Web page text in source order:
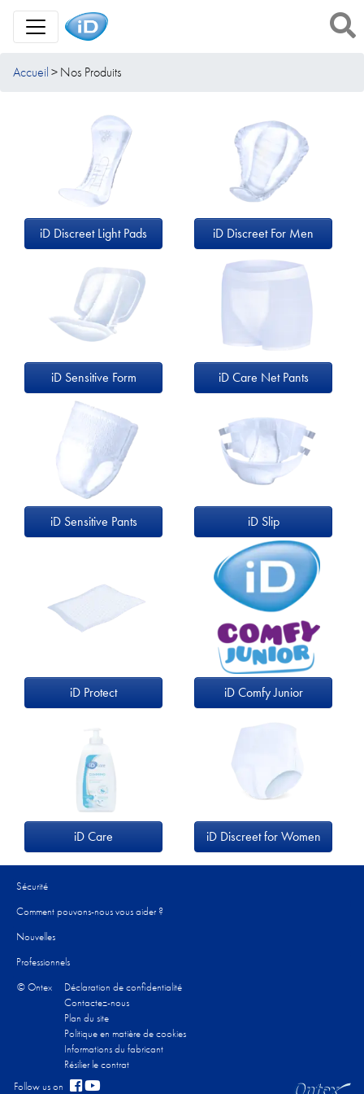
Toggle Navigation
Accueil Nos Produits
iD Discreet Light Pads iD Discreet For Men
iD Sensitive Form iD Care Net Pants
iD Sensitive Pants iD Slip
iD Protect iD Comfy Junior
iD Care iD Discreet for Women
Sécurité
Comment pouvons-nous vous aider ?
Nouvelles
Professionnels
© Ontex
Déclaration de confidentialité
Contactez-nous
Plan du site
Politique en matière de cookies
Informations du fabricant
Résilier le contrat
Follow us on